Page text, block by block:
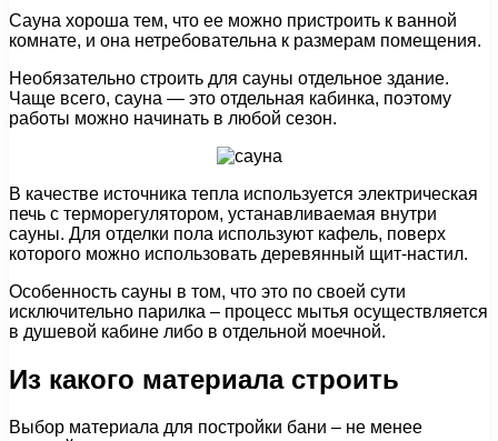
Сауна хороша тем, что ее можно пристроить к ванной
комнате, и она нетребовательна к размерам помещения.
Необязательно строить для сауны отдельное здание.
Чаще всего, сауна — это отдельная кабинка, поэтому
работы можно начинать в любой сезон.
В качестве источника тепла используется электрическая
печь с терморегулятором, устанавливаемая внутри
сауны. Для отделки пола используют кафель, поверх
которого можно использовать деревянный щит-настил.
Особенность сауны в том, что это по своей сути
исключительно парилка – процесс мытья осуществляется
в душевой кабине либо в отдельной моечной.
Из какого материала строить
Выбор материала для постройки бани – не менее